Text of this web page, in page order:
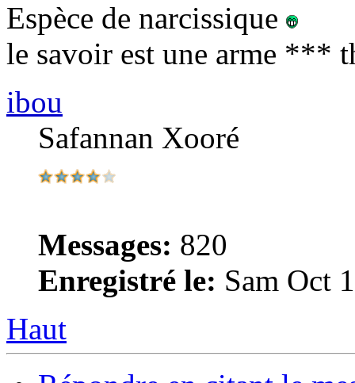
Espèce de narcissique
le savoir est une arme ***
ibou
Safannan Xooré
Messages: 820
Enregistré le: Sam Oct
Haut